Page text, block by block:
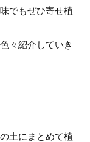
でもぜひ寄せ植
々紹介していき
土にまとめて植